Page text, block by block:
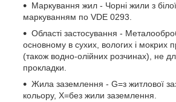
Маркування жил - Чорні жили з
маркуванням по VDE 0293.
Області застосування -
основному в сухих, вологих і мокрих
(також водно-олійних розчинах), не
прокладки.
Жила заземлення - G=з житлової
кольору, Х=без жили заземлення.